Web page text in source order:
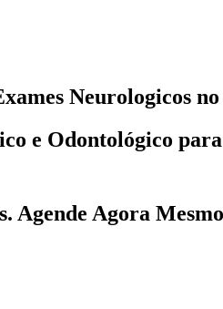
Neurologicos
e Odontológico
. Agende Agora